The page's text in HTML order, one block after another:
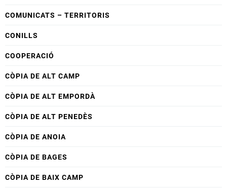
COMUNICATS – TERRITORIS
CONILLS
COOPERACIÓ
CÒPIA DE ALT CAMP
CÒPIA DE ALT EMPORDÀ
CÒPIA DE ALT PENEDÈS
CÒPIA DE ANOIA
CÒPIA DE BAGES
CÒPIA DE BAIX CAMP